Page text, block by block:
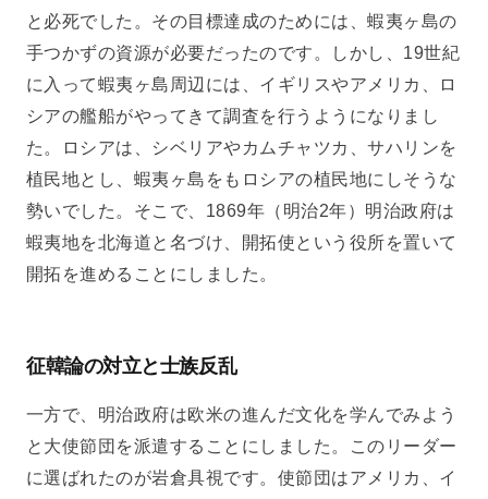
と必死でした。その目標達成のためには、蝦夷ヶ島の
手つかずの資源が必要だったのです。しかし、19世紀
に入って蝦夷ヶ島周辺には、イギリスやアメリカ、ロ
シアの艦船がやってきて調査を行うようになりまし
た。ロシアは、シベリアやカムチャツカ、サハリンを
植民地とし、蝦夷ヶ島をもロシアの植民地にしそうな
勢いでした。そこで、1869年（明治2年）明治政府は
蝦夷地を北海道と名づけ、開拓使という役所を置いて
開拓を進めることにしました。
征韓論の対立と士族反乱
一方で、明治政府は欧米の進んだ文化を学んでみよう
と大使節団を派遣することにしました。このリーダー
に選ばれたのが岩倉具視です。使節団はアメリカ、イ